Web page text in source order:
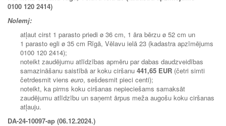
0100 120 2414)
Nolemj:
atļaut cirst 1 parasto priedi ø 36 cm, 1 āra bērzu ø 52 cm un
1 parasto egli ø 35 cm Rīgā, Vēlavu ielā 23 (kadastra apzīmējums
0100 120 2414);
noteikt zaudējumu atlīdzības apmēru par dabas daudzveidības
samazināšanu saistībā ar koku ciršanu 441,65 EUR (četri simti
četrdesmit viens euro, sešdesmit pieci centi);
noteikt, ka pirms koku ciršanas nepieciešams samaksāt
zaudējumu atlīdzību un saņemt ārpus meža augošu koku ciršanas
atļauju.
DA-24-10097-ap (06.12.2024.)